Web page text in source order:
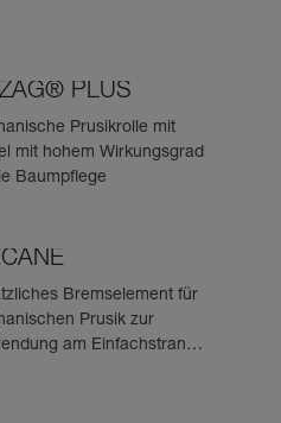
PLUS
Prusikrolle mit
mit hohem Wirkungsgrad
Baumpflege
Bremselement für
Prusik zur
am Einfachstrang